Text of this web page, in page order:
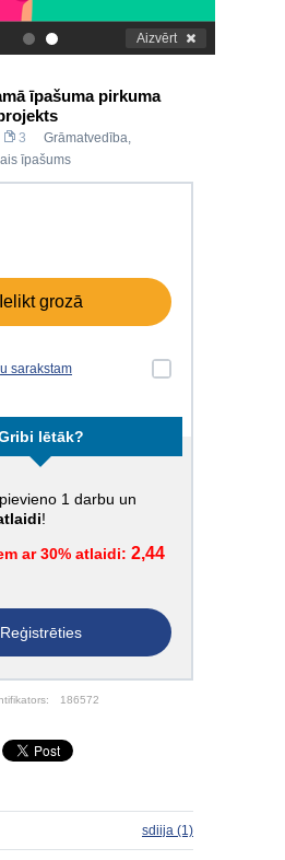
. Aizvērt
īpašuma pirkuma
3 Grāmatvedība,
īpašums
Ielikt grozā
sarakstam
lētāk?
, pievieno 1 darbu un
!
ar 30% atlaidi: 2,44
Reģistrēties
186572
sdiija (1)